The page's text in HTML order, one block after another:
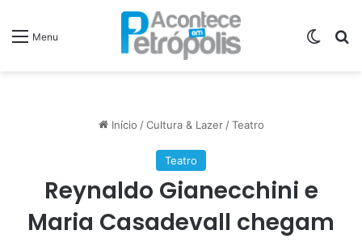
Menu
Início / Cultura & Lazer / Teatro
Teatro
Reynaldo Gianecchini e
Maria Casadevall chegam